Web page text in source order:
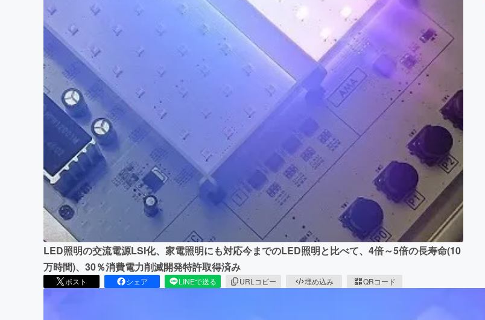
LED照明の交流電源LSI化、家電照明にも対応今までのLED照明と比べて、4倍～5倍の長寿命(10
万時間)、30％消費電力削滅開発特許取得済み
ポスト シェア LINEで送る URLコピー 埋め込み QRコード